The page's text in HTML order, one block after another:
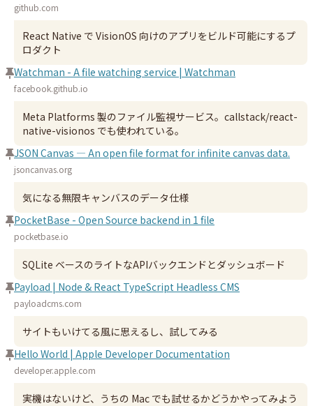
github.com
React Native で VisionOS 向けのアプリをビルド可能にするプ
ロダクト
Watchman - A file watching service | Watchman
facebook.github.io
Meta Platforms 製のファイル監視サービス。callstack/react-
native-visionos でも使われている。
JSON Canvas — An open file format for infinite canvas data.
jsoncanvas.org
気になる無限キャンバスのデータ仕様
PocketBase - Open Source backend in 1 file
pocketbase.io
SQLite ベースのライトなAPIバックエンドとダッシュボード
Payload | Node & React TypeScript Headless CMS
payloadcms.com
サイトもいけてる風に思えるし、試してみる
Hello World | Apple Developer Documentation
developer.apple.com
実機はないけど、うちの Mac でも試せるかどうかやってみよう